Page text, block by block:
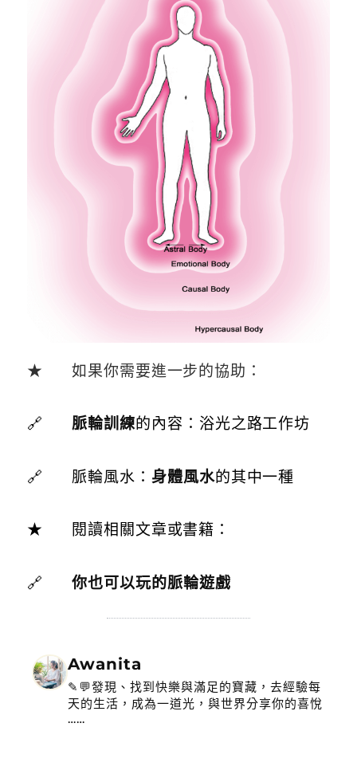
★ 如果你需要進一步的協助：
🔗脈輪訓練的內容：浴光之路工作坊
🔗 脈輪風水： 身體風水的其中一種
★ 閱讀相關文章或書籍：
🔗你也可以玩的脈輪遊戲
Awanita
✎💬發現、找到快樂與滿足的寶藏，去經驗每
天的生活，成為一道光，與世界分享你的喜悅
……